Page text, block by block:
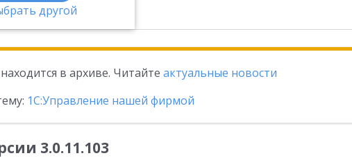
другой
в архиве. Читайте актуальные новости
1С:Управление нашей фирмой
3.0.11.103